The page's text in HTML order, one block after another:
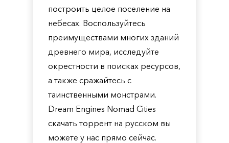
построить целое поселение на
небесах. Воспользуйтесь
преимуществами многих зданий
древнего мира, исследуйте
окрестности в поисках ресурсов,
а также сражайтесь с
таинственными монстрами.
Dream Engines Nomad Cities
скачать торрент на русском вы
можете у нас прямо сейчас.